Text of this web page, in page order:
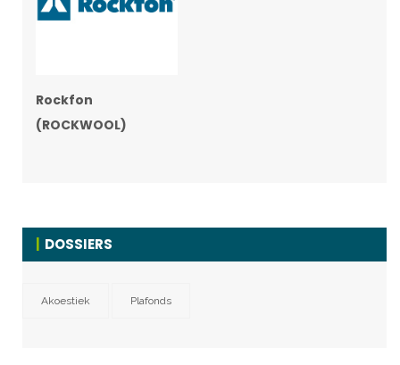
Rockfon
(ROCKWOOL)
DOSSIERS
Akoestiek Plafonds